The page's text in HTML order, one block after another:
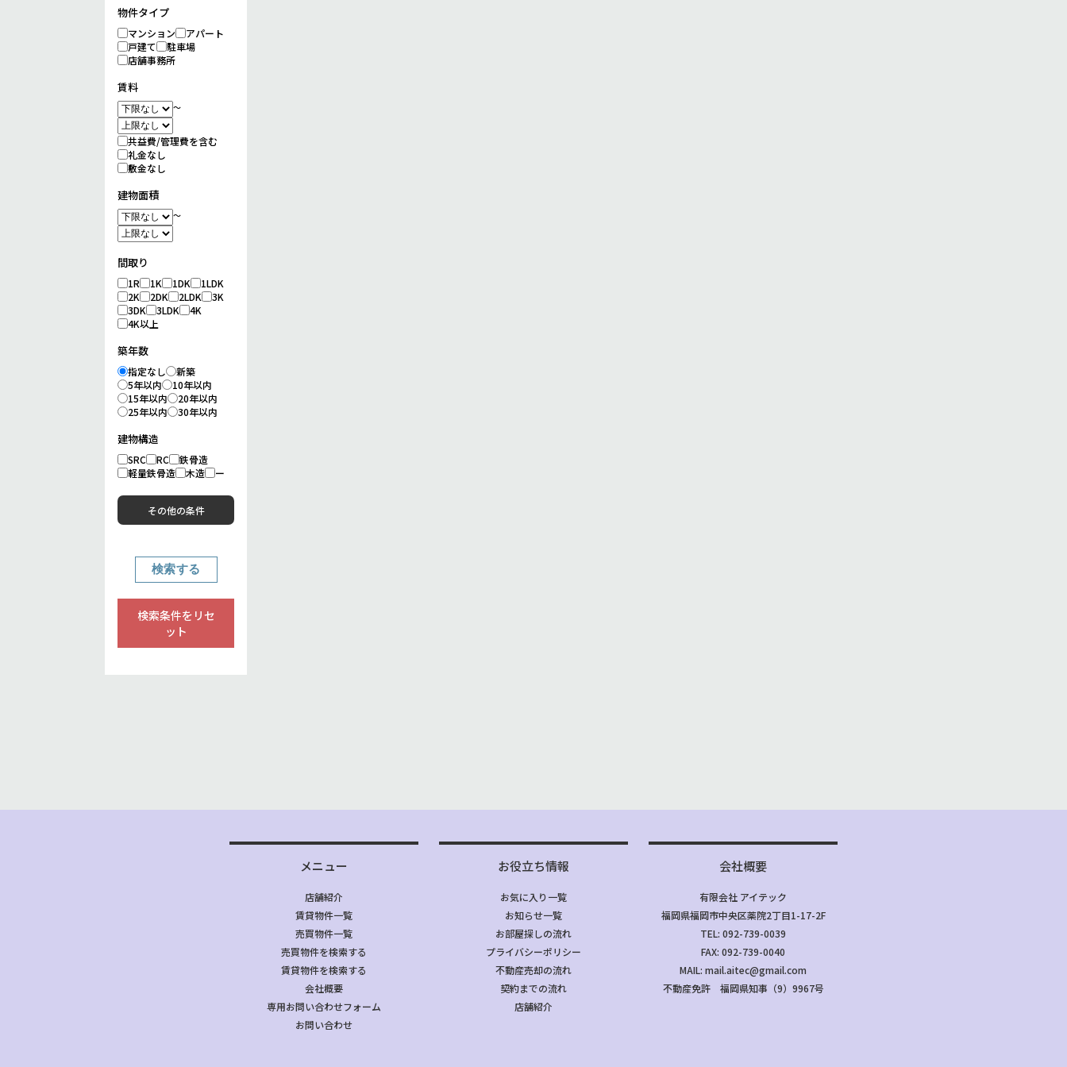
物件タイプ
マンション
アパート
戸建て
駐車場
店舗事務所
賃料
～
共益費/管理費を含む
礼金なし
敷金なし
建物面積
～
間取り
1R 1K 1DK
1LDK
2K
2DK 2LDK
3K
3DK
3LDK
4K
4K以上
築年数
指定なし
新築
5年以内
10年以内
15年以内
20年以内
25年以内
30年以内
建物構造
SRC RC
鉄骨造
軽量鉄骨造
木造 ー
その他の条件
検索条件をリセ
ット
メニュー
店舗紹介
賃貸物件一覧
売買物件一覧
売買物件を検索する
賃貸物件を検索する
会社概要
専用お問い合わせフォーム
お問い合わせ
お役立ち情報
お気に入り一覧
お知らせ一覧
お部屋探しの流れ
プライバシーポリシー
不動産売却の流れ
契約までの流れ
店舗紹介
会社概要
有限会社 アイテック
福岡県福岡市中央区薬院2丁目1-17-2F
TEL: 092-739-0039
FAX: 092-739-0040
MAIL: mail.aitec@gmail.com
不動産免許 福岡県知事（9）9967号